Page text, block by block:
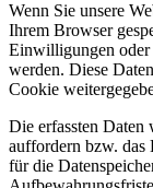
Wenn Sie unsere
Ihrem Browser
Einwilligungen oder
werden. Diese
Cookie
Die erfassten Daten
auffordern bzw. das
für die